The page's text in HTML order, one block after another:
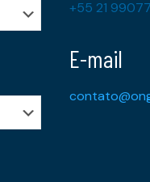
+55 21
E-mail